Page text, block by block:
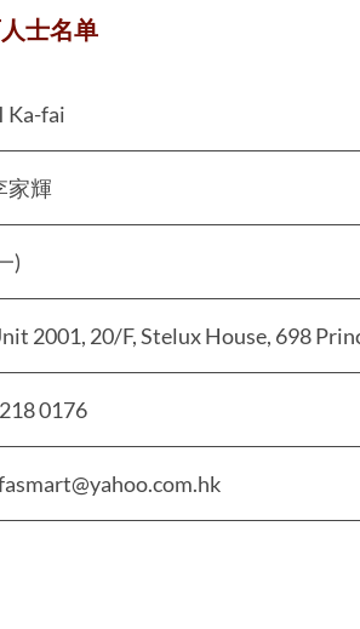
士名单
Ka-fai
家輝
)
2001, 20/F, Stelux House, 698
0176